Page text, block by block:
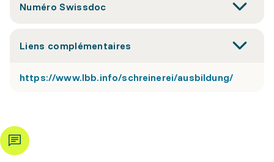
Numéro Swissdoc
Liens complémentaires
https://www.lbb.info/schreinerei/ausbildung/